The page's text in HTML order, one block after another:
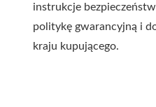
instrukcje
politykę gwarancyjną i
kraju kupującego.